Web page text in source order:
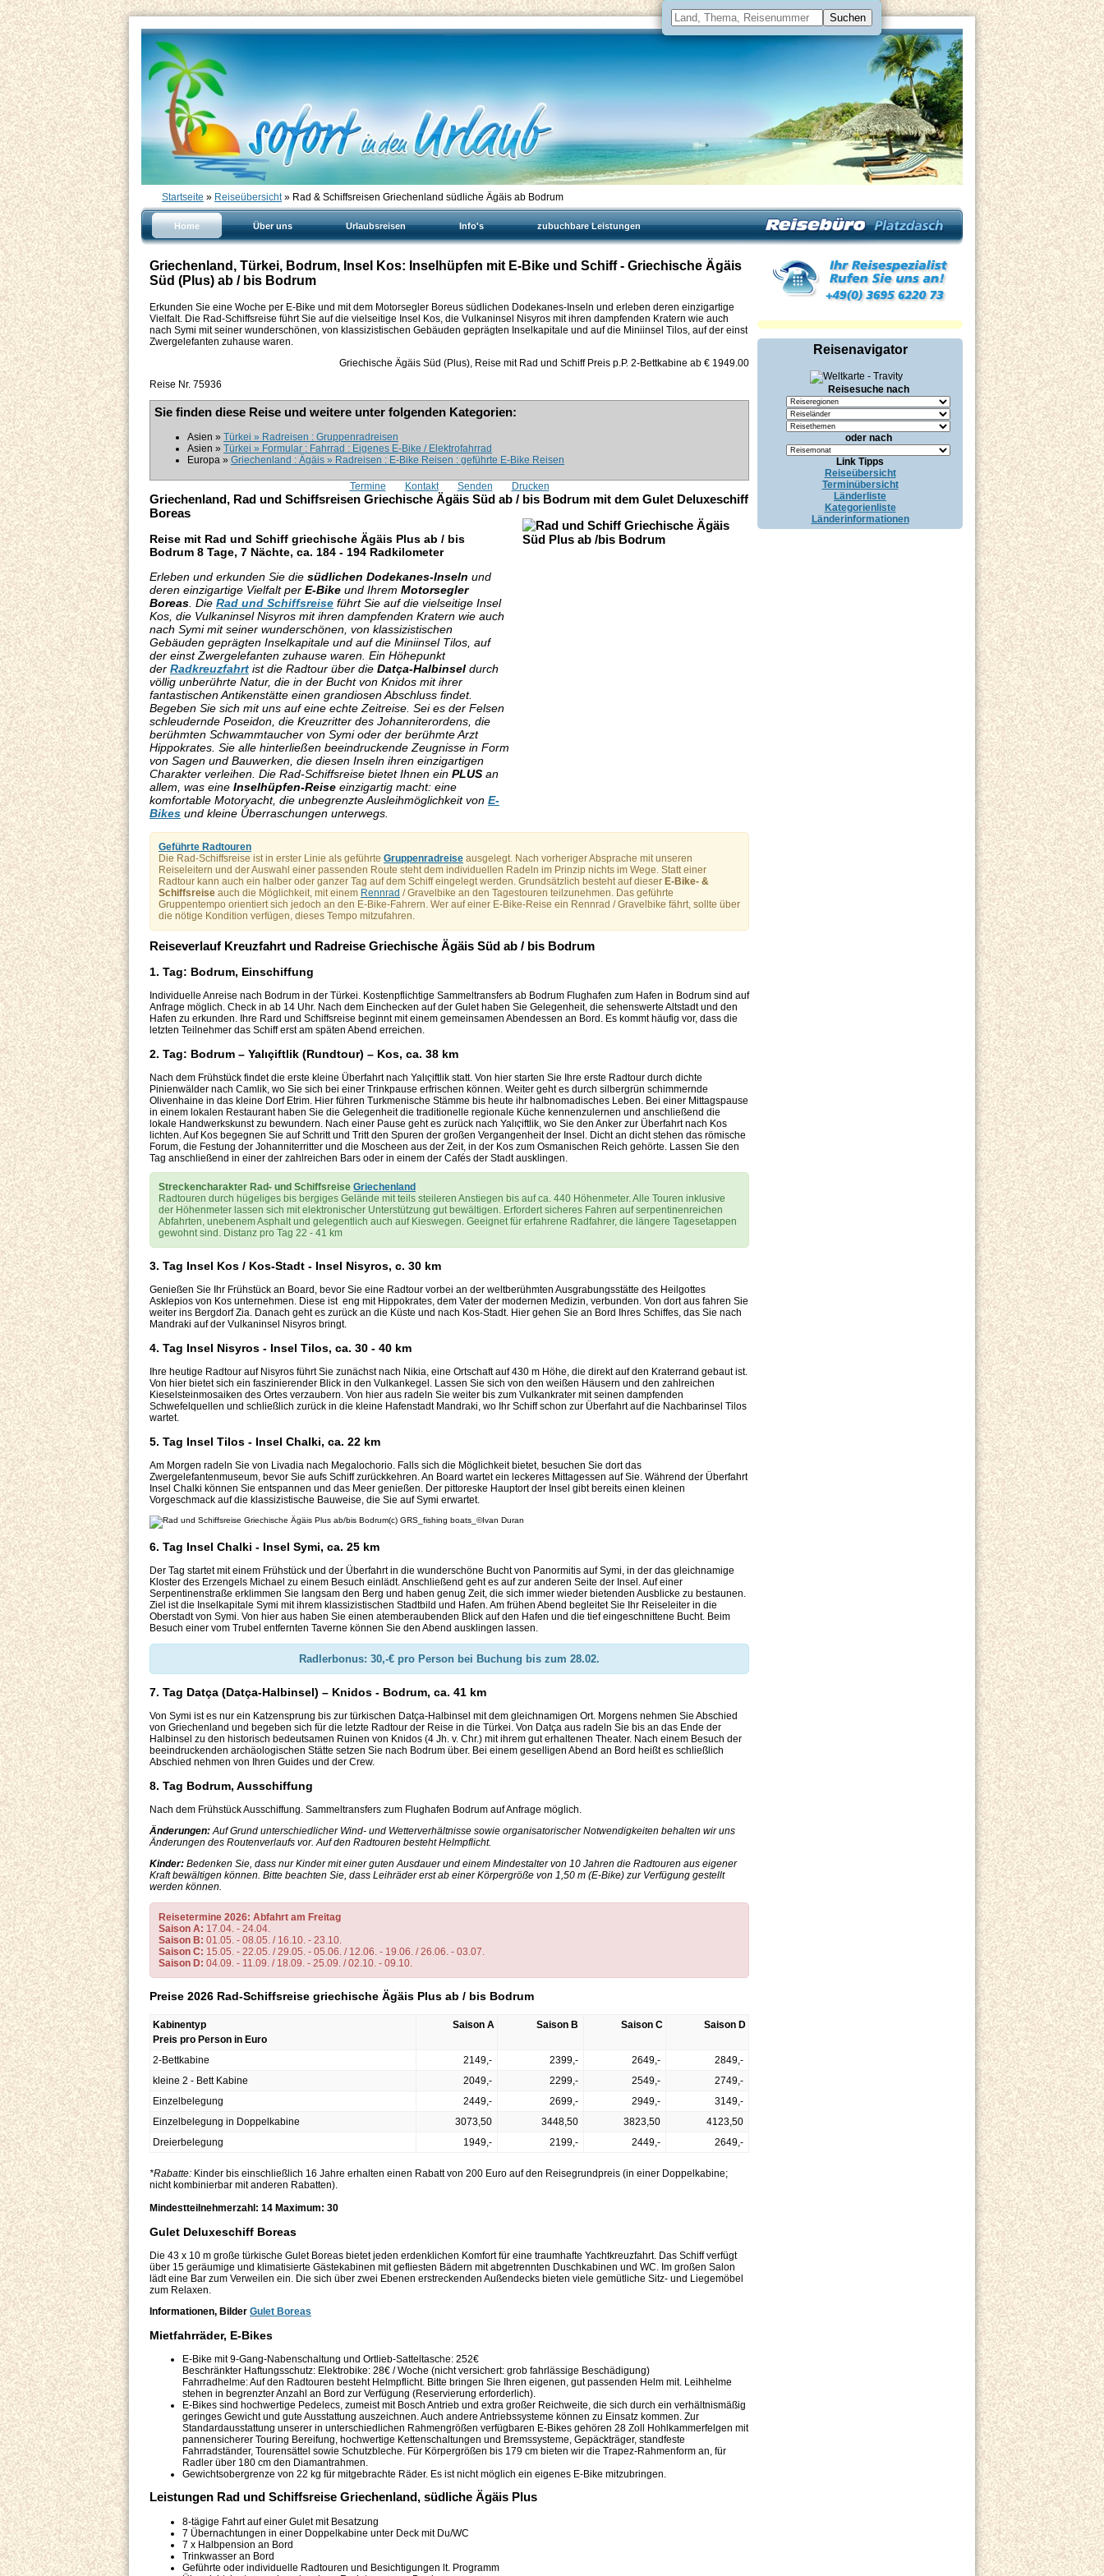
Startseite » Reiseübersicht» Rad & Schiffsreisen Griechenland südliche Ägäis ab Bodrum
Home Über uns Urlaubsreisen Info's zubuchbare Leistungen
Griechenland, Türkei, Bodrum, Insel Kos: Inselhüpfen mit E-Bike und Schiff - Griechische Ägäis
Süd (Plus) ab / bis Bodrum
Erkunden Sie eine Woche per E-Bike und mit dem Motorsegler Boreus südlichen Dodekanes-Inseln und erleben deren einzigartige
Vielfalt. Die Rad-Schiffsreise führt Sie auf die vielseitige Insel Kos, die Vulkaninsel Nisyros mit ihren dampfenden Kratern wie auch
nach Symi mit seiner wunderschönen, von klassizistischen Gebäuden geprägten Inselkapitale und auf die Miniinsel Tilos, auf der einst
Zwergelefanten zuhause waren.
Griechische Ägäis Süd (Plus), Reise mit Rad und Schiff Preis p.P. 2-Bettkabine ab € 1949.00
Reise Nr. 75936
Sie finden diese Reise und weitere unter folgenden Kategorien:
Asien » Türkei » Radreisen : Gruppenradreisen
Asien » Türkei » Formular : Fahrrad : Eigenes E-Bike / Elektrofahrrad
Europa » Griechenland : Ägäis » Radreisen : E-Bike Reisen : geführte E-Bike Reisen
Termine Kontakt Senden Drucken
Griechenland, Rad und Schiffsreisen Griechische Ägäis Süd ab / bis Bodrum mit dem Gulet Deluxeschiff
Boreas
Reise mit Rad und Schiff griechische Ägäis Plus ab / bis
Bodrum 8 Tage, 7 Nächte, ca. 184 - 194 Radkilometer
Erleben und erkunden Sie die südlichen Dodekanes-Inseln und
deren einzigartige Vielfalt per E-Bike und Ihrem Motorsegler
Boreas. Die Rad und Schiffsreise führt Sie auf die vielseitige Insel
Kos, die Vulkaninsel Nisyros mit ihren dampfenden Kratern wie auch
nach Symi mit seiner wunderschönen, von klassizistischen
Gebäuden geprägten Inselkapitale und auf die Miniinsel Tilos, auf
der einst Zwergelefanten zuhause waren. Ein Höhepunkt
der Radkreuzfahrt ist die Radtour über die Datça-Halbinsel durch
völlig unberührte Natur, die in der Bucht von Knidos mit ihrer
fantastischen Antikenstätte einen grandiosen Abschluss findet.
Begeben Sie sich mit uns auf eine echte Zeitreise. Sei es der Felsen
schleudernde Poseidon, die Kreuzritter des Johanniterordens, die
berühmten Schwammtaucher von Symi oder der berühmte Arzt
Hippokrates. Sie alle hinterließen beeindruckende Zeugnisse in Form
von Sagen und Bauwerken, die diesen Inseln ihren einzigartigen
Charakter verleihen. Die Rad-Schiffsreise bietet Ihnen ein PLUS an
allem, was eine Inselhüpfen-Reise einzigartig macht: eine
komfortable Motoryacht, die unbegrenzte Ausleihmöglichkeit von E-
Bikes und kleine Überraschungen unterwegs.
Geführte Radtouren
Die Rad-Schiffsreise ist in erster Linie als geführte Gruppenradreise ausgelegt. Nach vorheriger Absprache mit unseren
Reiseleitern und der Auswahl einer passenden Route steht dem individuellen Radeln im Prinzip nichts im Wege. Statt einer
Radtour kann auch ein halber oder ganzer Tag auf dem Schiff eingelegt werden. Grundsätzlich besteht auf dieser E-Bike- &
Schiffsreise auch die Möglichkeit, mit einem Rennrad / Gravelbike an den Tagestouren teilzunehmen. Das geführte
Gruppentempo orientiert sich jedoch an den E-Bike-Fahrern. Wer auf einer E-Bike-Reise ein Rennrad / Gravelbike fährt, sollte über
die nötige Kondition verfügen, dieses Tempo mitzufahren.
Reiseverlauf Kreuzfahrt und Radreise Griechische Ägäis Süd ab / bis Bodrum
1. Tag: Bodrum, Einschiffung
Individuelle Anreise nach Bodrum in der Türkei. Kostenpflichtige Sammeltransfers ab Bodrum Flughafen zum Hafen in Bodrum sind auf
Anfrage möglich. Check in ab 14 Uhr. Nach dem Einchecken auf der Gulet haben Sie Gelegenheit, die sehenswerte Altstadt und den
Hafen zu erkunden. Ihre Rard und Schiffsreise beginnt mit einem gemeinsamen Abendessen an Bord. Es kommt häufig vor, dass die
letzten Teilnehmer das Schiff erst am späten Abend erreichen.
2. Tag: Bodrum – Yalıçiftlik (Rundtour) – Kos, ca. 38 km
Nach dem Frühstück findet die erste kleine Überfahrt nach Yalıҁiftlik statt. Von hier starten Sie Ihre erste Radtour durch dichte
Pinienwälder nach Camlik, wo Sie sich bei einer Trinkpause erfrischen können. Weiter geht es durch silbergrün schimmernde
Olivenhaine in das kleine Dorf Etrim. Hier führen Turkmenische Stämme bis heute ihr halbnomadisches Leben. Bei einer Mittagspause
in einem lokalen Restaurant haben Sie die Gelegenheit die traditionelle regionale Küche kennenzulernen und anschließend die
lokale Handwerkskunst zu bewundern. Nach einer Pause geht es zurück nach Yalıҁiftlik, wo Sie den Anker zur Überfahrt nach Kos
lichten. Auf Kos begegnen Sie auf Schritt und Tritt den Spuren der großen Vergangenheit der Insel. Dicht an dicht stehen das römische
Forum, die Festung der Johanniterritter und die Moscheen aus der Zeit, in der Kos zum Osmanischen Reich gehörte. Lassen Sie den
Tag anschließend in einer der zahlreichen Bars oder in einem der Cafés der Stadt ausklingen.
Streckencharakter Rad- und Schiffsreise Griechenland
Radtouren durch hügeliges bis bergiges Gelände mit teils steileren Anstiegen bis auf ca. 440 Höhenmeter. Alle Touren inklusive
der Höhenmeter lassen sich mit elektronischer Unterstützung gut bewältigen. Erfordert sicheres Fahren auf serpentinenreichen
Abfahrten, unebenem Asphalt und gelegentlich auch auf Kieswegen. Geeignet für erfahrene Radfahrer, die längere Tagesetappen
gewohnt sind. Distanz pro Tag 22 - 41 km
3. Tag Insel Kos / Kos-Stadt - Insel Nisyros, c. 30 km
Genießen Sie Ihr Frühstück an Board, bevor Sie eine Radtour vorbei an der weltberühmten Ausgrabungsstätte des Heilgottes
Asklepios von Kos unternehmen. Diese ist eng mit Hippokrates, dem Vater der modernen Medizin, verbunden. Von dort aus fahren Sie
weiter ins Bergdorf Zia. Danach geht es zurück an die Küste und nach Kos-Stadt. Hier gehen Sie an Bord Ihres Schiffes, das Sie nach
Mandraki auf der Vulkaninsel Nisyros bringt.
4. Tag Insel Nisyros - Insel Tilos, ca. 30 - 40 km
Ihre heutige Radtour auf Nisyros führt Sie zunächst nach Nikia, eine Ortschaft auf 430 m Höhe, die direkt auf den Kraterrand gebaut ist.
Von hier bietet sich ein faszinierender Blick in den Vulkankegel. Lassen Sie sich von den weißen Häusern und den zahlreichen
Kieselsteinmosaiken des Ortes verzaubern. Von hier aus radeln Sie weiter bis zum Vulkankrater mit seinen dampfenden
Schwefelquellen und schließlich zurück in die kleine Hafenstadt Mandraki, wo Ihr Schiff schon zur Überfahrt auf die Nachbarinsel Tilos
wartet.
5. Tag Insel Tilos - Insel Chalki, ca. 22 km
Am Morgen radeln Sie von Livadia nach Megalochorio. Falls sich die Möglichkeit bietet, besuchen Sie dort das
Zwergelefantenmuseum, bevor Sie aufs Schiff zurückkehren. An Board wartet ein leckeres Mittagessen auf Sie. Während der Überfahrt
Insel Chalki können Sie entspannen und das Meer genießen. Der pittoreske Hauptort der Insel gibt bereits einen kleinen
Vorgeschmack auf die klassizistische Bauweise, die Sie auf Symi erwartet.
(c) GRS_fishing boats_©Ivan Duran
6. Tag Insel Chalki - Insel Symi, ca. 25 km
Der Tag startet mit einem Frühstück und der Überfahrt in die wunderschöne Bucht von Panormitis auf Symi, in der das gleichnamige
Kloster des Erzengels Michael zu einem Besuch einlädt. Anschließend geht es auf zur anderen Seite der Insel. Auf einer
Serpentinenstraße erklimmen Sie langsam den Berg und haben genug Zeit, die sich immer wieder bietenden Ausblicke zu bestaunen.
Ziel ist die Inselkapitale Symi mit ihrem klassizistischen Stadtbild und Hafen. Am frühen Abend begleitet Sie Ihr Reiseleiter in die
Oberstadt von Symi. Von hier aus haben Sie einen atemberaubenden Blick auf den Hafen und die tief eingeschnittene Bucht. Beim
Besuch einer vom Trubel entfernten Taverne können Sie den Abend ausklingen lassen.
Radlerbonus: 30,-€ pro Person bei Buchung bis zum 28.02.
7. Tag Datça (Datça-Halbinsel) – Knidos - Bodrum, ca. 41 km
Von Symi ist es nur ein Katzensprung bis zur türkischen Datça-Halbinsel mit dem gleichnamigen Ort. Morgens nehmen Sie Abschied
von Griechenland und begeben sich für die letzte Radtour der Reise in die Türkei. Von Datça aus radeln Sie bis an das Ende der
Halbinsel zu den historisch bedeutsamen Ruinen von Knidos (4 Jh. v. Chr.) mit ihrem gut erhaltenen Theater. Nach einem Besuch der
beeindruckenden archäologischen Stätte setzen Sie nach Bodrum über. Bei einem geselligen Abend an Bord heißt es schließlich
Abschied nehmen von Ihren Guides und der Crew.
8. Tag Bodrum, Ausschiffung
Nach dem Frühstück Ausschiffung. Sammeltransfers zum Flughafen Bodrum auf Anfrage möglich.
Änderungen: Auf Grund unterschiedlicher Wind- und Wetterverhältnisse sowie organisatorischer Notwendigkeiten behalten wir uns
Änderungen des Routenverlaufs vor. Auf den Radtouren besteht Helmpflicht.
Kinder: Bedenken Sie, dass nur Kinder mit einer guten Ausdauer und einem Mindestalter von 10 Jahren die Radtouren aus eigener
Kraft bewältigen können. Bitte beachten Sie, dass Leihräder erst ab einer Körpergröße von 1,50 m (E-Bike) zur Verfügung gestellt
werden können.
Reisetermine 2026: Abfahrt am Freitag
Saison A: 17.04. - 24.04.
Saison B: 01.05. - 08.05. / 16.10. - 23.10.
Saison C: 15.05. - 22.05. / 29.05. - 05.06. / 12.06. - 19.06. / 26.06. - 03.07.
Saison D: 04.09. - 11.09. / 18.09. - 25.09. / 02.10. - 09.10.
Preise 2026 Rad-Schiffsreise griechische Ägäis Plus ab / bis Bodrum
Kabinentyp
Preis pro Person in Euro
Saison A Saison B Saison C Saison D
2-Bettkabine 2149,- 2399,- 2649,-
2849,-
kleine 2 - Bett Kabine
2049,- 2299,- 2549,-
2749,-
Einzelbelegung
2449,- 2699,- 2949,-
3149,-
Einzelbelegung in Doppelkabine
3073,50 3448,50 3823,50
4123,50
Dreierbelegung
1949,- 2199,- 2449,- 2649,-
*Rabatte: Kinder bis einschließlich 16 Jahre erhalten einen Rabatt von 200 Euro auf den Reisegrundpreis (in einer Doppelkabine;
nicht kombinierbar mit anderen Rabatten).
Mindestteilnehmerzahl: 14 Maximum: 30
Gulet Deluxeschiff Boreas
Die 43 x 10 m große türkische Gulet Boreas bietet jeden erdenklichen Komfort für eine traumhafte Yachtkreuzfahrt. Das Schiff verfügt
über 15 geräumige und klimatisierte Gästekabinen mit gefliesten Bädern mit abgetrennten Duschkabinen und WC. Im großen Salon
lädt eine Bar zum Verweilen ein. Die sich über zwei Ebenen erstreckenden Außendecks bieten viele gemütliche Sitz- und Liegemöbel
zum Relaxen.
Informationen, Bilder Gulet Boreas
Mietfahrräder, E-Bikes
E-Bike mit 9-Gang-Nabenschaltung und Ortlieb-Satteltasche: 252€
Beschränkter Haftungsschutz: Elektrobike: 28€ / Woche (nicht versichert: grob fahrlässige Beschädigung)
Fahrradhelme: Auf den Radtouren besteht Helmpflicht. Bitte bringen Sie Ihren eigenen, gut passenden Helm mit. Leihhelme
stehen in begrenzter Anzahl an Bord zur Verfügung (Reservierung erforderlich).
E-Bikes sind hochwertige Pedelecs, zumeist mit Bosch Antrieb und extra großer Reichweite, die sich durch ein verhältnismäßig
geringes Gewicht und gute Ausstattung auszeichnen. Auch andere Antriebssysteme können zu Einsatz kommen. Zur
Standardausstattung unserer in unterschiedlichen Rahmengrößen verfügbaren E-Bikes gehören 28 Zoll Hohlkammerfelgen mit
pannensicherer Touring Bereifung, hochwertige Kettenschaltungen und Bremssysteme, Gepäckträger, standfeste
Fahrradständer, Tourensättel sowie Schutzbleche. Für Körpergrößen bis 179 cm bieten wir die Trapez-Rahmenform an, für
Radler über 180 cm den Diamantrahmen.
Gewichtsobergrenze von 22 kg für mitgebrachte Räder. Es ist nicht möglich ein eigenes E-Bike mitzubringen.
Leistungen Rad und Schiffsreise Griechenland, südliche Ägäis Plus
8-tägige Fahrt auf einer Gulet mit Besatzung
7 Übernachtungen in einer Doppelkabine unter Deck mit Du/WC
7 x Halbpension an Bord
Trinkwasser an Bord
Geführte oder individuelle Radtouren und Besichtigungen lt. Programm
Reisenavigator
Reisesuche nach
oder nach
Link Tipps
Reiseübersicht
Terminübersicht
Länderliste
Kategorienliste
Länderinformationen